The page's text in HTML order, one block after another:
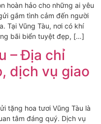
hoàn hảo cho những ai yêu
gắm tình cảm đến người
Tại Vũng Tàu, nơi có khí
bãi biển tuyệt đẹp, […]
– Địa chỉ
dịch vụ giao
tặng hoa tươi Vũng Tàu là
tâm đáng quý. Dịch vụ